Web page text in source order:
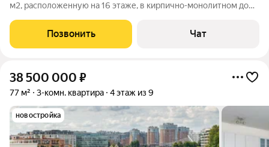
м2, расположенную на 16 этаже, в кирпично-монолитном доме
квартиры 103 м2, жилая 64 м2 (26,5+22,5+15,1) м2, просторная
кухня 14,4 м2. В квартире
Позвонить Чат
38 500 000 ₽
77 м² 3-комн. квартира 4 этаж из 9
новостройка